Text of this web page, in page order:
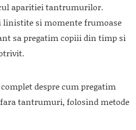
aparitiei tantrumurilor.
linistite si momente frumoase
sa pregatim copiii din timp si
despre cum pregatim
tantrumuri, folosind metode